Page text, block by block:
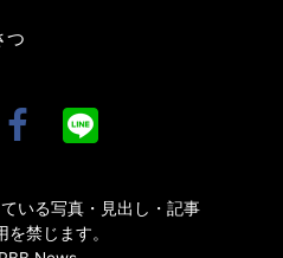
つ
いる写真・見出し・記事
を禁じます。